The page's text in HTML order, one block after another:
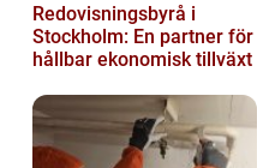
Redovisningsbyrå i
Stockholm: En partner för
hållbar ekonomisk tillväxt